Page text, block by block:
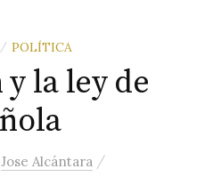
/ POLÍTICA
la ley de
Jose Alcántara /
La transición y la ley de